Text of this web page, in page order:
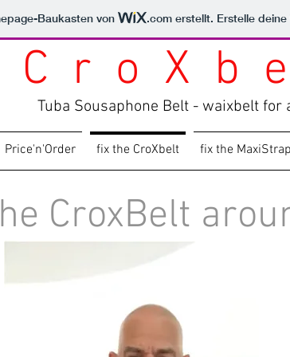
Baukasten von .com erstellt. Erstelle
C r o X b
Tuba Sousaphone Belt - waixbelt for
Price'n'Order fix the CroXbelt fix the MaxiStrap
CroxBelt